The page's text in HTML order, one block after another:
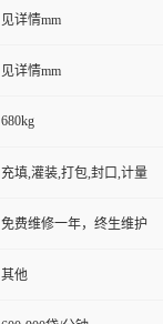
见详情mm
见详情mm
680kg
充填,灌装,打包,封口,计量
免费维修一年，终生维护
其他